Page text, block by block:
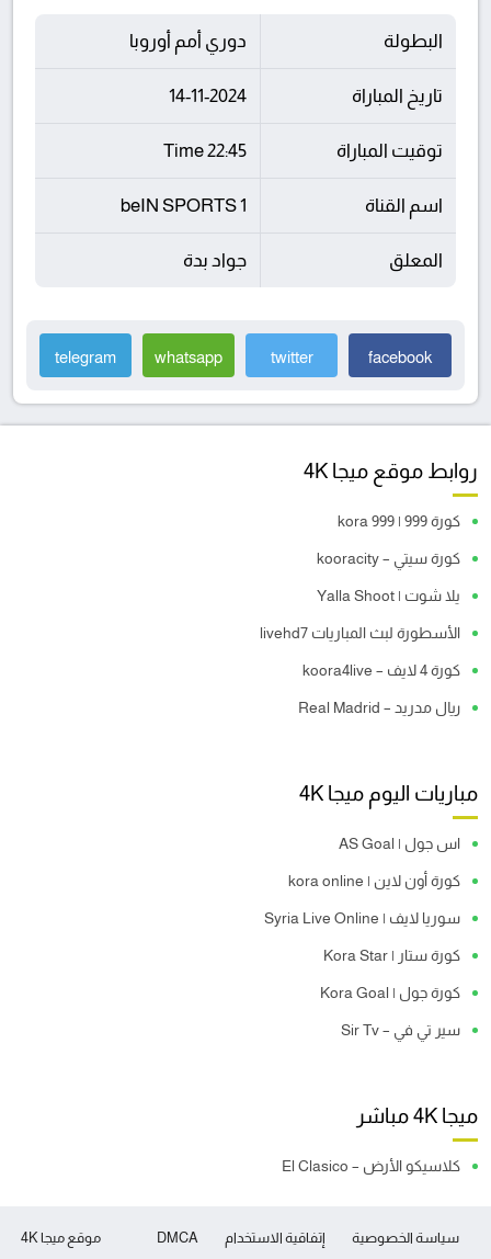
البطولة دوري أمم أوروبا
تاريخ المباراة 14-11-2024
توقيت المباراة 22:45 Time
اسم القناة beIN SPORTS 1
المعلق جواد بدة
facebook
twitter
whatsapp
telegram
روابط موقع ميجا 4K
كورة 999 | kora 999
كورة سيتي – kooracity
يلا شوت | Yalla Shoot
الأسطورة لبث المباريات livehd7
كورة 4 لايف – koora4live
ريال مدريد – Real Madrid
مباريات اليوم ميجا 4K
اس جول | AS Goal
كورة أون لاين | kora online
سوريا لايف | Syria Live Online
كورة ستار | Kora Star
كورة جول | Kora Goal
سير تي في – Sir Tv
ميجا 4K مباشر
كلاسيكو الأرض – El Clasico
موقع ميجا 4K سياسة الخصوصية إتفاقية الاستخدام DMCA